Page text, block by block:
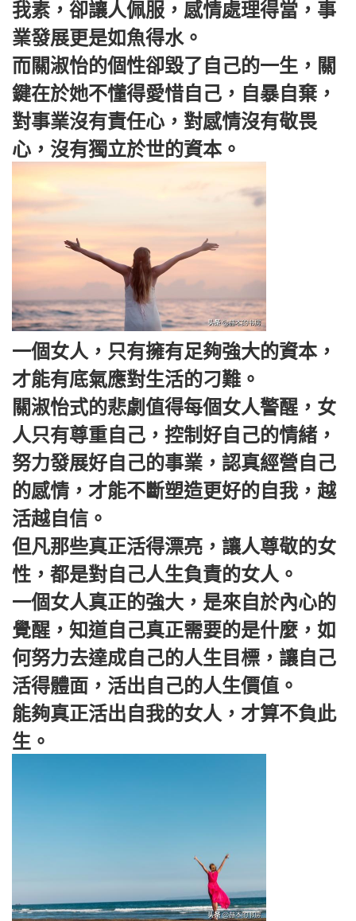
我素，卻讓人佩服，感情處理得當，事
業發展更是如魚得水。
而關淑怡的個性卻毀了自己的一生，關
鍵在於她不懂得愛惜自己，自暴自棄，
對事業沒有責任心，對感情沒有敬畏
心，沒有獨立於世的資本。
一個女人，只有擁有足夠強大的資本，
才能有底氣應對生活的刁難。
關淑怡式的悲劇值得每個女人警醒，女
人只有尊重自己，控制好自己的情緒，
努力發展好自己的事業，認真經營自己
的感情，才能不斷塑造更好的自我，越
活越自信。
但凡那些真正活得漂亮，讓人尊敬的女
性，都是對自己人生負責的女人。
一個女人真正的強大，是來自於內心的
覺醒，知道自己真正需要的是什麼，如
何努力去達成自己的人生目標，讓自己
活得體面，活出自己的人生價值。
能夠真正活出自我的女人，才算不負此
生。